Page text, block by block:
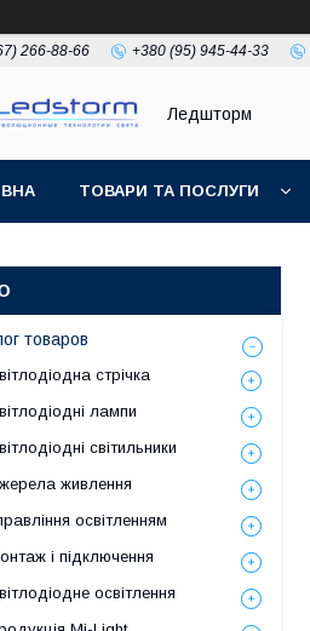
266-88-66 +380 (95) 945-44-33
Ледшторм
ТОВАРИ ТА ПОСЛУГИ
товаров
стрічка
лампи
світильники
живлення
освітленням
і підключення
освітлення